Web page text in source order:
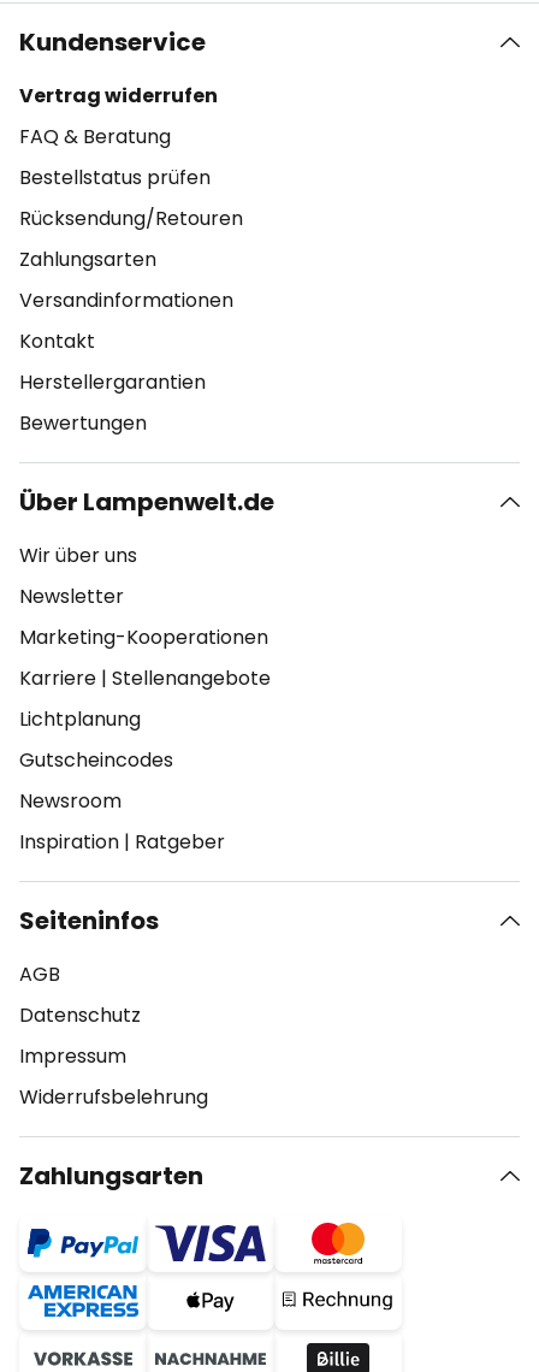
Kundenservice
Vertrag widerrufen
FAQ & Beratung
Bestellstatus prüfen
Rücksendung/Retouren
Zahlungsarten
Versandinformationen
Kontakt
Herstellergarantien
Bewertungen
Über Lampenwelt.de
Wir über uns
Newsletter
Marketing-Kooperationen
Karriere | Stellenangebote
Lichtplanung
Gutscheincodes
Newsroom
Inspiration | Ratgeber
Seiteninfos
AGB
Datenschutz
Impressum
Widerrufsbelehrung
Zahlungsarten